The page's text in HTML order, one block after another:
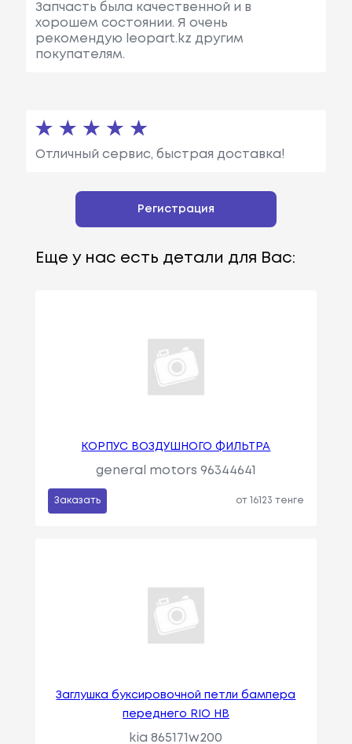
Запчасть была качественной и в
хорошем состоянии. Я очень
рекомендую leopart.kz другим
покупателям.
Отличный сервис, быстрая доставка!
Регистрация
Еще у нас есть детали для Вас:
КОРПУС ВОЗДУШНОГО ФИЛЬТРА
general motors 96344641
Заказать от 16123 тенге
Заглушка буксировочной петли бампера
переднего RIO HB
kia 865171w200